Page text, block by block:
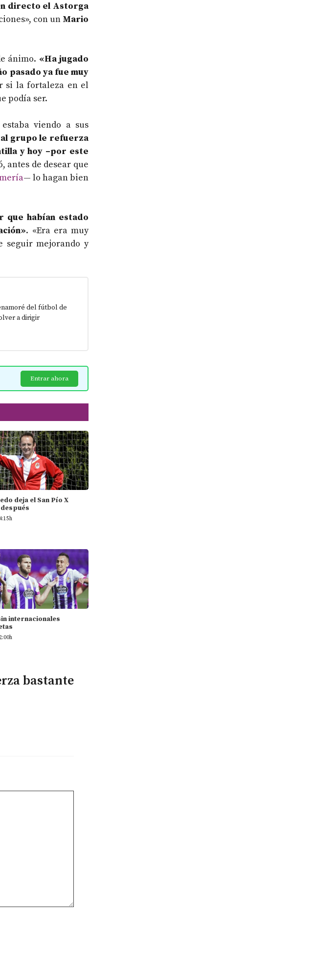
directo el Astorga
con un Mario
ánimo. «Ha jugado
pasado ya fue muy
si la fortaleza en el
podía ser.
viendo a sus
grupo le refuerza
y hoy –por este
antes de desear que
— lo hagan bien
que habían estado
. «Era era muy
seguir mejorando y
del fútbol de
a dirigir
Entrar ahora
deja el San Pío X
internacionales
bastante